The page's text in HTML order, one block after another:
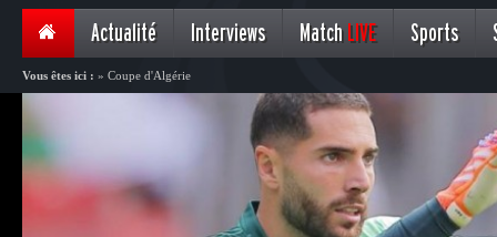
Actualité Interviews Match LIVE Sports
Vous êtes ici : » Coupe d'Algérie